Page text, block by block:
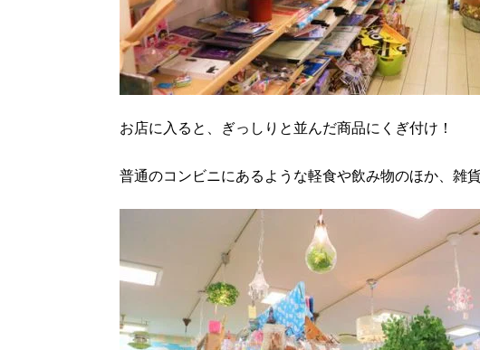
お店に入ると、ぎっしりと並んだ商品にくぎ付け！
普通のコンビニにあるような軽食や飲み物のほか、雑